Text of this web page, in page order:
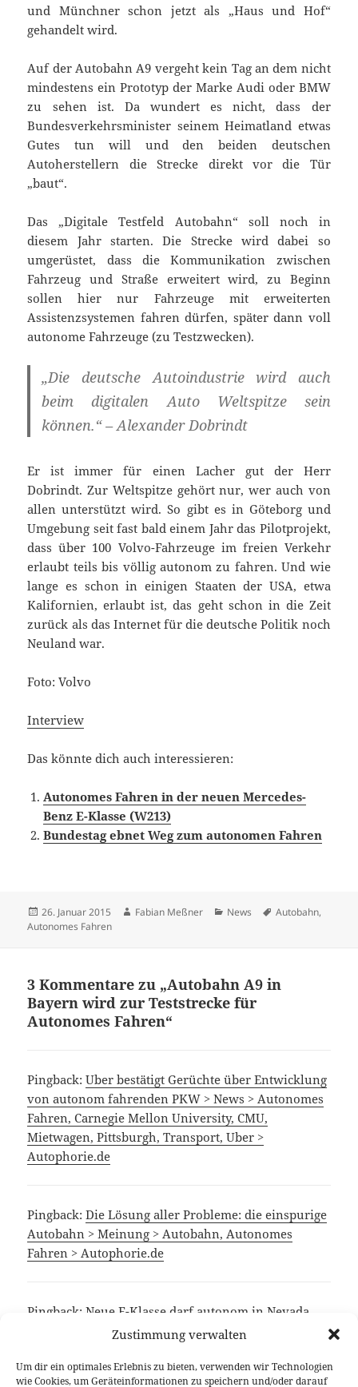
Zustimmung verwalten
Um dir ein optimales Erlebnis zu bieten, verwenden wir Technologien
wie Cookies, um Geräteinformationen zu speichern und/oder darauf
und Münchner schon jetzt als „Haus und Hof“
gehandelt wird.
Auf der Autobahn A9 vergeht kein Tag an dem nicht
mindestens ein Prototyp der Marke Audi oder BMW
zu sehen ist. Da wundert es nicht, dass der
Bundesverkehrsminister seinem Heimatland etwas
Gutes tun will und den beiden deutschen
Autoherstellern die Strecke direkt vor die Tür
„baut“.
Das „Digitale Testfeld Autobahn“ soll noch in
diesem Jahr starten. Die Strecke wird dabei so
umgerüstet, dass die Kommunikation zwischen
Fahrzeug und Straße erweitert wird, zu Beginn
sollen hier nur Fahrzeuge mit erweiterten
Assistenzsystemen fahren dürfen, später dann voll
autonome Fahrzeuge (zu Testzwecken).
„Die deutsche Autoindustrie wird auch
beim digitalen Auto Weltspitze sein
können.“ – Alexander Dobrindt
Er ist immer für einen Lacher gut der Herr
Dobrindt. Zur Weltspitze gehört nur, wer auch von
allen unterstützt wird. So gibt es in Göteborg und
Umgebung seit fast bald einem Jahr das Pilotprojekt,
dass über 100 Volvo-Fahrzeuge im freien Verkehr
erlaubt teils bis völlig autonom zu fahren. Und wie
lange es schon in einigen Staaten der USA, etwa
Kalifornien, erlaubt ist, das geht schon in die Zeit
zurück als das Internet für die deutsche Politik noch
Neuland war.
Foto: Volvo
Interview
Das könnte dich auch interessieren:
Autonomes Fahren in der neuen Mercedes-
Benz E-Klasse (W213)
Bundestag ebnet Weg zum autonomen Fahren
Veröffentlicht
am
26. Januar 2015 Autor
Fabian Meßner Kategorien
News Schlagwörter
Autobahn,
Autonomes Fahren
3 Kommentare zu „Autobahn A9 in
Bayern wird zur Teststrecke für
Autonomes Fahren“
Pingback:Uber bestätigt Gerüchte über Entwicklung
von autonom fahrenden PKW > News > Autonomes
Fahren, Carnegie Mellon University, CMU,
Mietwagen, Pittsburgh, Transport, Uber >
Autophorie.de
Pingback:Die Lösung aller Probleme: die einspurige
Autobahn > Meinung > Autobahn, Autonomes
Fahren > Autophorie.de
Pingback:Neue E-Klasse darf autonom in Nevada
testen - Autophorie.deAutophorie.de